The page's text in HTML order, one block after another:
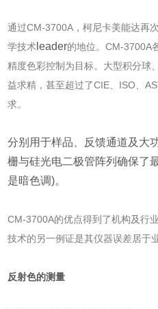
通过CM-3700A，柯尼卡美能达再
学技术 leader的地位。CM-3700A
精度色彩控制为目标。大型积分球
益求精，甚至超过了CIE、ISO、
求。
分别用于样品、反馈通道及大
栅与硅光电二极管阵列确保了
是暗色调)。
CM-3700A的优点得到了机构及行
技术的另一例证是其仪器误差居于
反射色的测量